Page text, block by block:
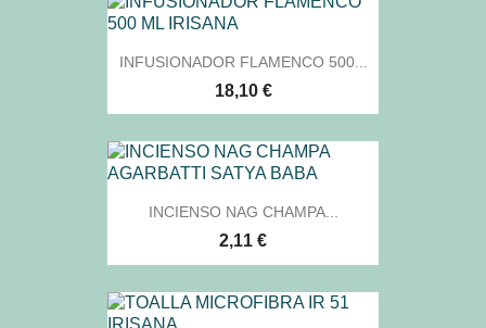
INFUSIONADOR FLAMENCO 500...
18,10 €
INCIENSO NAG CHAMPA...
2,11 €